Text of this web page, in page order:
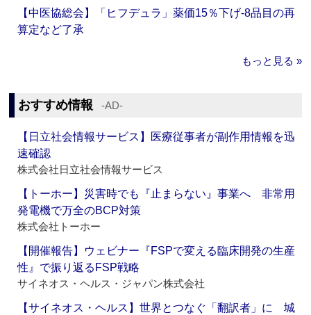
【中医協総会】「ヒフデュラ」薬価15％下げ‐8品目の再
算定など了承
もっと見る »
おすすめ情報 ‐AD‐
【日立社会情報サービス】医療従事者が副作用情報を迅
速確認
株式会社日立社会情報サービス
【トーホー】災害時でも『止まらない』事業へ 非常用
発電機で万全のBCP対策
株式会社トーホー
【開催報告】ウェビナー『FSPで変える臨床開発の生産
性』で振り返るFSP戦略
サイネオス・ヘルス・ジャパン株式会社
【サイネオス・ヘルス】世界とつなぐ「翻訳者」に 城